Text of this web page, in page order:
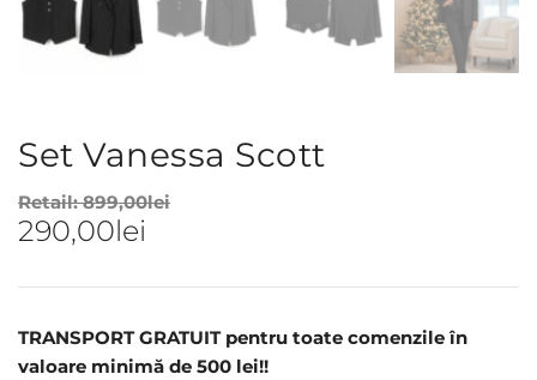
Set Vanessa Scott
Retail:899,00lei
290,00lei
TRANSPORT GRATUIT pentru toate comenzile în
valoare minimă de 500 lei!!